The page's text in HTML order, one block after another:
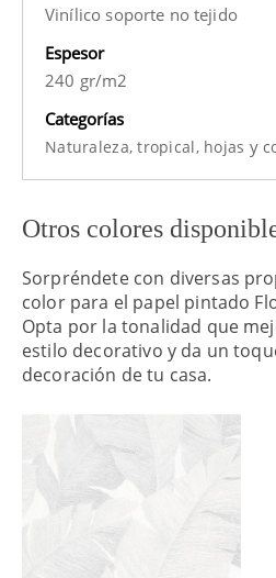
Vinílico soporte no tejido
Espesor
240 gr/m2
Categorías
Naturaleza,tropical, hojas y
Otros colores
Sorpréndete con diversas
color para el papel pintado
Opta por la tonalidad que
estilo decorativo y da un
decoración de tu casa.